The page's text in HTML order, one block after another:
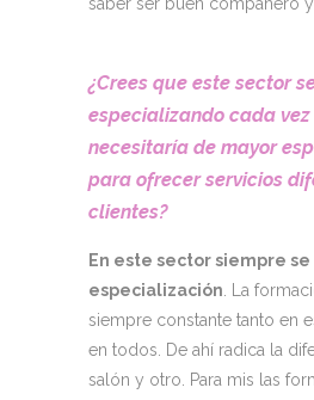
¿Crees que este sector
especializando cada vez
necesitaría de mayor
para ofrecer servicios
clientes?
En este sector siempre
especialización . La
siempre constante tanto en
en todos. De ahí radica la
salón y otro. Para mis las